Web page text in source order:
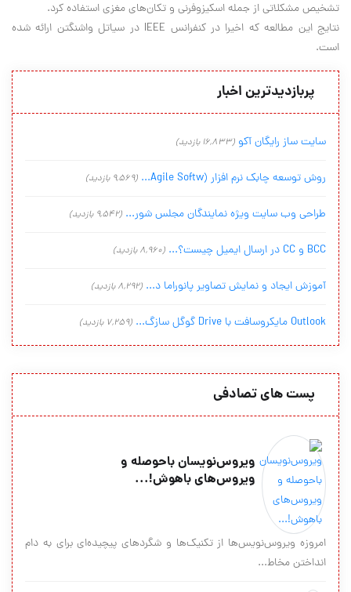
تشخیص مشکلاتی از جمله اسکیزوفرنی و تکان‌های مغزی استفاده کرد.
نتایج این مطالعه که اخیرا در کنفرانس IEEE در سیاتل واشنگتن ارائه شده
است.
پربازدیدترین اخبار
سایت ساز رایگان آکو (16,833 بازدید)
روش توسعه چابک نرم افزار (Agile Softw... (9,569 بازدید)
طراحی وب سایت ویژه نمایندگان مجلس شور... (9,542 بازدید)
BCC و CC در ارسال ایمیل چیست؟... (8,960 بازدید)
آموزش ایجاد و نمایش تصاویر پانوراما د... (8,292 بازدید)
Outlook مایکروسافت با Drive گوگل سازگ... (7,259 بازدید)
پست های تصادفی
ویروس‌نویسان باحوصله و
ویروس‌های باهوش!...
امروزه ویروس‌نویس‌ها از تکنیک‌ها و شگردهای پیچیده‌ای برای به دام
انداختن مخاط...